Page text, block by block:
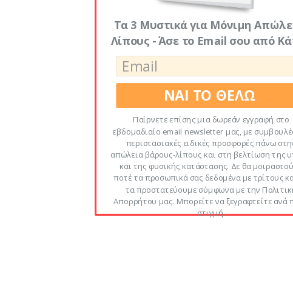
Τα 3 Μυστικά για Μόνιμη
Λίπους - Άσε το Email σου από
ΝΑΙ ΤΟ ΘΕΛΩ
Παίρνετε επίσης μια δωρεάν εγγραφή στο
εβδομαδιαίο email newsletter μας, με
περιστασιακές ειδικές προσφορές πάνω
απώλεια βάρους-λίπους και στη βελτίωση της
και της φυσικής κατάστασης. Δε θα
ποτέ τα προσωπικά σας δεδομένα με τρίτους
τα προστατεύουμε σύμφωνα με την
Απορρήτου μας. Μπορείτε να ξεγραφτείτε ανά
στιγμή.